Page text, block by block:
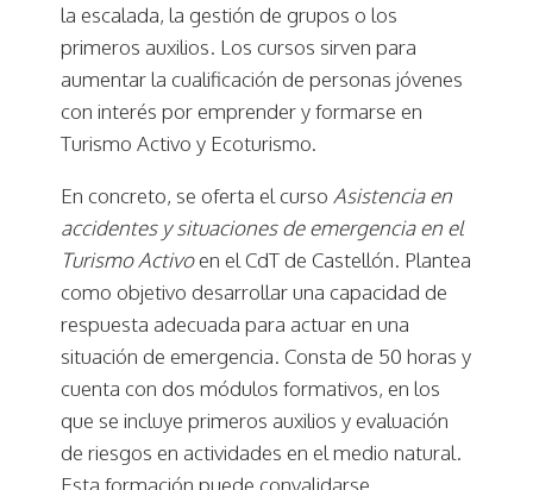
la escalada, la gestión de grupos o los
primeros auxilios. Los cursos sirven para
aumentar la cualificación de personas jóvenes
con interés por emprender y formarse en
Turismo Activo y Ecoturismo.
En concreto, se oferta el curso Asistencia en
accidentes y situaciones de emergencia en el
Turismo Activoen el CdT de Castellón. Plantea
como objetivo desarrollar una capacidad de
respuesta adecuada para actuar en una
situación de emergencia. Consta de 50 horas y
cuenta con dos módulos formativos, en los
que se incluye primeros auxilios y evaluación
de riesgos en actividades en el medio natural.
Esta formación puede convalidarse